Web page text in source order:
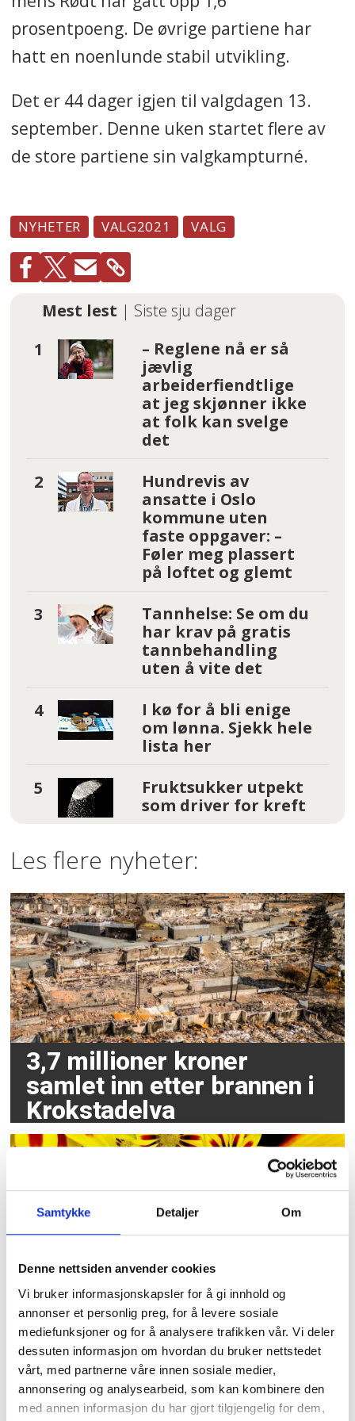
Samtykke Detaljer Om
Denne nettsiden anvender cookies
Vi bruker informasjonskapsler for å gi innhold og
annonser et personlig preg, for å levere sosiale
mediefunksjoner og for å analysere trafikken vår. Vi deler
dessuten informasjon om hvordan du bruker nettstedet
vårt, med partnerne våre innen sosiale medier,
annonsering og analysearbeid, som kan kombinere den
med annen informasjon du har gjort tilgjengelig for dem,
prosentpoeng. De øvrige partiene har
hatt en noenlunde stabil utvikling.
Det er 44 dager igjen til valgdagen 13.
september. Denne uken startet flere av
de store partiene sin valgkampturné.
NYHETER VALG2021 VALG
Mest lest | Siste sju dager
– Reglene nå er så
jævlig
arbeiderfiendtlige
at jeg skjønner ikke
at folk kan svelge
det
Hundrevis av
ansatte i Oslo
kommune uten
faste oppgaver: –
Føler meg plassert
på loftet og glemt
Tannhelse: Se om du
har krav på gratis
tannbehandling
uten å vite det
I kø for å bli enige
om lønna. Sjekk hele
lista her
Fruktsukker utpekt
som driver for kreft
Les flere nyheter:
3,7 millioner kroner
samlet inn etter brannen i
Krokstadelva
Sommer kommer,
sommer går